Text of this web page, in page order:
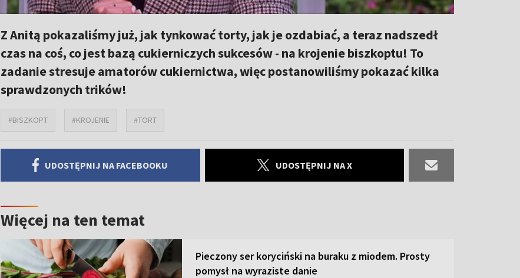
Z Anitą pokazaliśmy już, jak tynkować torty, jak je ozdabiać, a teraz nadszedł
czas na coś, co jest bazą cukierniczych sukcesów - na krojenie biszkoptu! To
zadanie stresuje amatorów cukiernictwa, więc postanowiliśmy pokazać kilka
sprawdzonych trików!
#BISZKOPT #KROJENIE #TORT
UDOSTĘPNIJ NA FACEBOOKU UDOSTĘPNIJ NA X
Więcej na ten temat
Pieczony ser koryciński na buraku z miodem. Prosty
pomysł na wyraziste danie